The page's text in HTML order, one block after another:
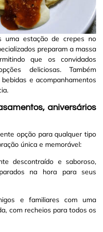
uma estação de crepes no
preparam a massa
que os convidados
deliciosas. Também
e acompanhamentos
.
aniversários
opção para qualquer tipo
única e memorável:
descontraído e saboroso,
na hora para seus
e familiares com uma
com recheios para todos os